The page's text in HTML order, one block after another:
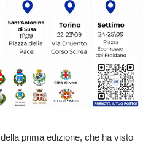
prima edizione, che ha visto